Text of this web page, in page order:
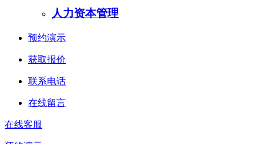
人力资本管理
预约演示
获取报价
联系电话
在线留言
在线客服